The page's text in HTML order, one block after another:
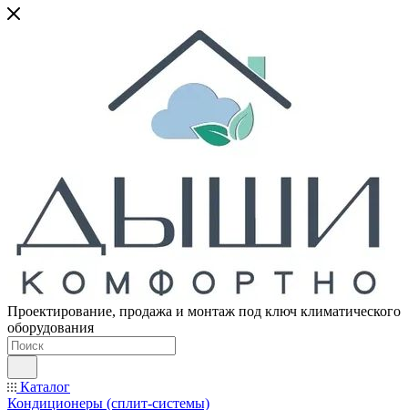
Проектирование, продажа и монтаж под ключ климатического
оборудования
Каталог
Кондиционеры (сплит-системы)